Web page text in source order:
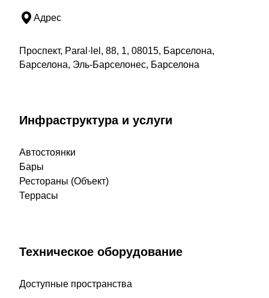
Адрес
Проспект, Paral·lel, 88, 1, 08015, Барселона,
Барселона, Эль-Барселонес, Барселона
Инфраструктура и услуги
Автостоянки
Бары
Рестораны (Объект)
Террасы
Техническое оборудование
Доступные пространства